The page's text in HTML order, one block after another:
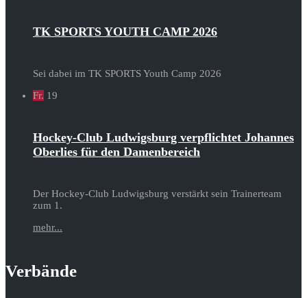
TK SPORTS YOUTH CAMP 2026
Sei dabei im TK SPORTS Youth Camp 2026
Fr. 19
Hockey-Club Ludwigsburg verpflichtet Johannes
Oberlies für den Damenbereich
Der Hockey-Club Ludwigsburg verstärkt sein Trainerteam
zum 1.
mehr...
Verbände